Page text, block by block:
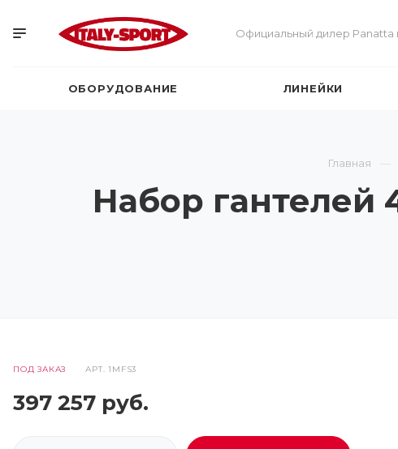
Официальный дилер Panatta
ОБОРУДОВАНИЕ ЛИНЕЙКИ
Главная
Набор гантелей
ПОД ЗАКАЗ АРТ.1MFS3
397 257 руб.